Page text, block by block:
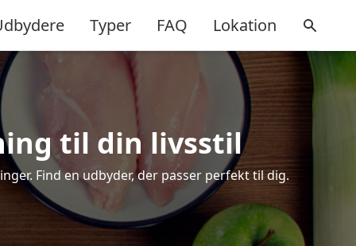
Typer FAQ Lokation
til din livsstil
Find en udbyder, der passer perfekt til dig.